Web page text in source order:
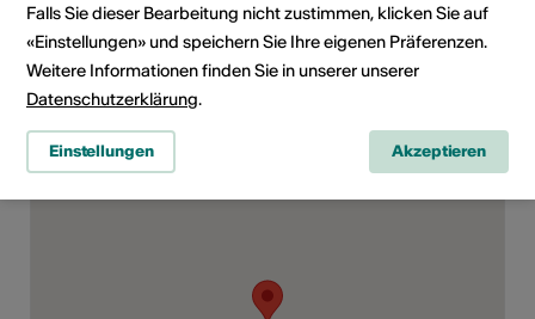
Zielpublikum
Interessierte
Kursort
Falls Sie dieser Bearbeitung nicht zustimmen, klicken Sie auf
«Einstellungen» und speichern Sie Ihre eigenen Präferenzen.
Weitere Informationen finden Sie in unserer unserer
Datenschutzerklärung.
Einstellungen Akzeptieren